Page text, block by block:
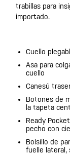
trabillas para
importado.
Cuello
Asa para
cuello
Canesú
Botones de
la tapeta
Ready
pecho con
Bolsillo de
fuelle lateral,